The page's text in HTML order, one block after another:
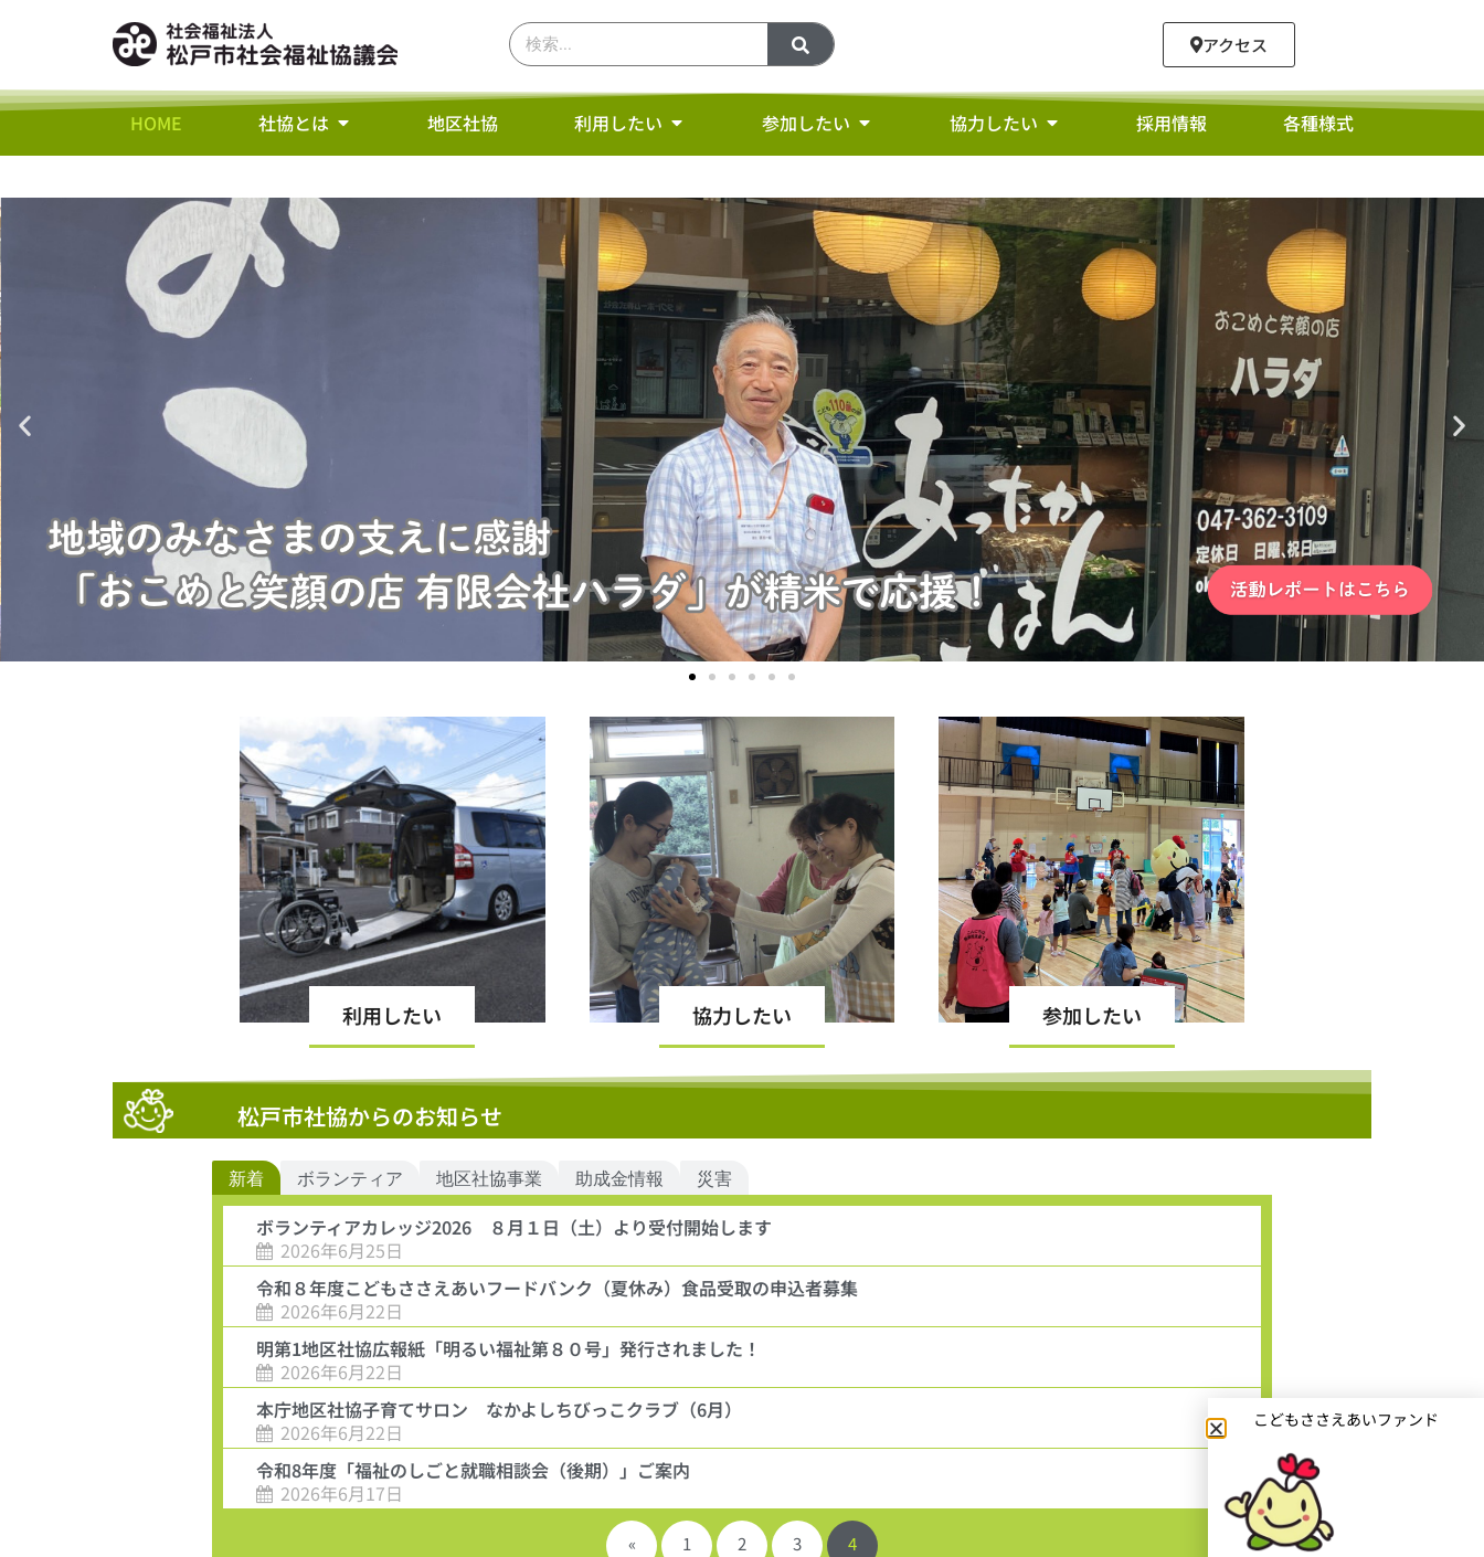
アクセス
HOME 社協とは 地区社協 利用したい 参加したい 協力したい 採用情報 各種様式
利用したい 協力したい 参加したい
松戸市社協からのお知らせ
新着 ボランティア 地区社協事業 助成金情報 災害
ボランティアカレッジ2026 ８月１日（土）より受付開始します
2026年6月25日
令和８年度こどもささえあいフードバンク（夏休み）食品受取の申込者募集
2026年6月22日
明第1地区社協広報紙「明るい福祉第８０号」発行されました！
2026年6月22日
本庁地区社協子育てサロン なかよしちびっこクラブ（6月）
2026年6月22日
令和8年度「福祉のしごと就職相談会（後期）」ご案内
2026年6月17日
« 1 2 3 4
こどもささえあいファンド